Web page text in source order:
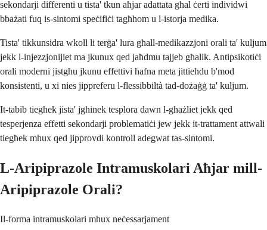
sekondarji differenti u tista' tkun aħjar adattata għal ċerti individwi
bbażati fuq is-sintomi speċifiċi tagħhom u l-istorja medika.
Tista' tikkunsidra wkoll li terġa' lura għall-medikazzjoni orali ta' kuljum
jekk l-injezzjonijiet ma jkunux qed jaħdmu tajjeb għalik. Antipsikotiċi
orali moderni jistgħu jkunu effettivi ħafna meta jittieħdu b'mod
konsistenti, u xi nies jippreferu l-flessibbiltà tad-dożaġġ ta' kuljum.
It-tabib tiegħek jista' jgħinek tesplora dawn l-għażliet jekk qed
tesperjenza effetti sekondarji problematiċi jew jekk it-trattament attwali
tiegħek mhux qed jipprovdi kontroll adegwat tas-sintomi.
L-Aripiprazole Intramuskolari Aħjar mill-
Aripiprazole Orali?
Il-forma intramuskolari mhux neċessarjament